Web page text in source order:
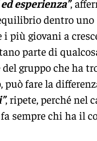
esperienza”,
dentro uno
più giovani a
parte di
gruppo che ha
può fare la
, ripete, perché nel
sempre chi ha il